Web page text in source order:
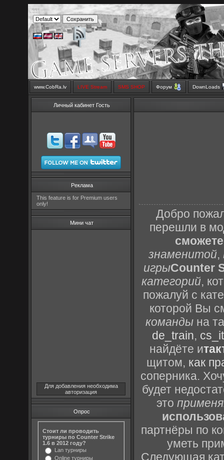
www.CobRa.lv LIVE Stream SMS SHOP Форум DownLoads
Личный кабинет Гость
Реклама
This feature is for Premium users
only!
Мини чат
Для добавления необходима
авторизация
Опрос
Стоит ли проводить
турниры по Counter Strike
1.6 в 2012 году?
Lan турниры
Online турниры
Добро
перешли в
знаменитой,
игрыCounter
категорий,
пожалуй с
которой Вы
команды на
de_train,
найдёте и
щитом, как
соперника.
будет
это
партнёры по
уметь
Следующая